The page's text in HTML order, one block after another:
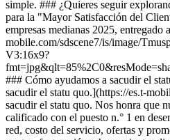
simple. ### ¿Quieres seguir
para la "Mayor Satisfacción del
empresas medianas 2025,
mobile.com/sdscene7/is/image/
V3:16x9?
### Cómo ayudamos a sacudir el
sacudir el statu quo.](https://es.t-
sacudir el statu quo. Nos honra que
calificado con el puesto n.° 1 en
red, costo del servicio, ofertas y